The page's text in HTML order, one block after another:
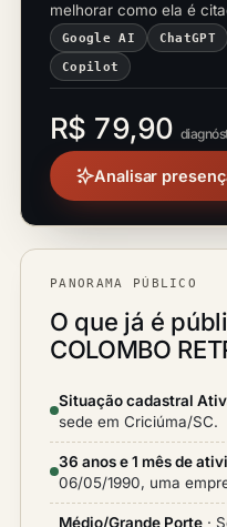
melhorar como ela é
Google AI ChatGPT
Copilot
R$ 79,90
Analisar
PANORAMA PÚBLICO
O que já é
COLOMBO
Situação cadastral
sede em Criciúma/SC.
36 anos e 1 mês de
06/05/1990, uma
Médio/Grande Porte ·